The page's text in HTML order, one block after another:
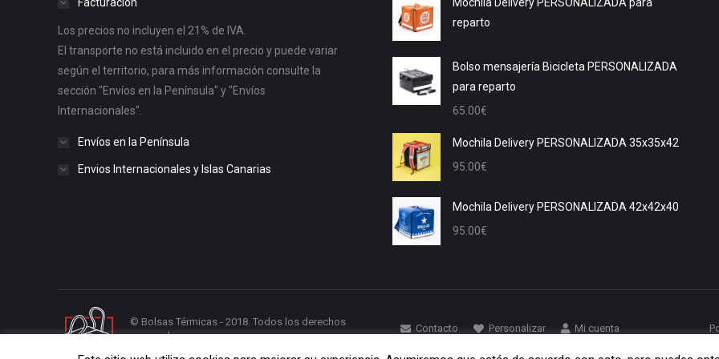
Los precios no incluyen el 21% de IVA.
El transporte no está incluido en el precio y puede variar
según el territorio, para más información consulte la
sección "Envíos en la Península" y "Envíos
Internacionales".
Envíos en la Península
Envios Internacionales y Islas Canarias
reparto
Bolso mensajería Bicicleta PERSONALIZADA
para reparto
65.00€
Mochila Delivery PERSONALIZADA 35x35x42
95.00€
Mochila Delivery PERSONALIZADA 42x42x40
95.00€
© Bolsas Térmicas - 2018. Todos los derechos
reservados.
Contacto Personalizar
Mi cuenta